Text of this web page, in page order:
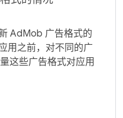
AdMob 广告格式的
用之前，对不同的广
这些广告格式对应用